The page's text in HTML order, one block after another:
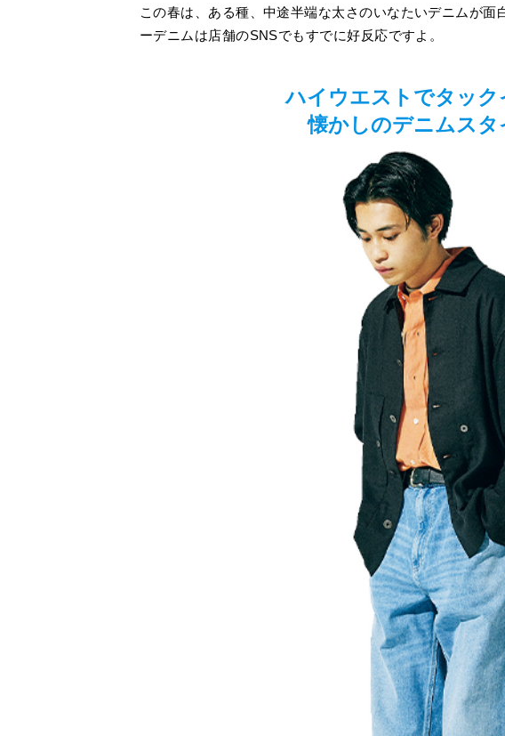
この春は、ある種、中途半端な太さのいなたいデニムが面
ーデニムは店舗のSNSでもすでに好反応ですよ。
ハイウエストでタック
懐かしのデニムスタ